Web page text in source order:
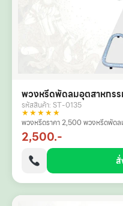
พวงหรีดพัดลมอุตสาหกรร
รหัสสินค้า: ST-0135
★★★★★
พวงหรีดราคา 2,500 พวงหรีดพั
2,500.-
สั่